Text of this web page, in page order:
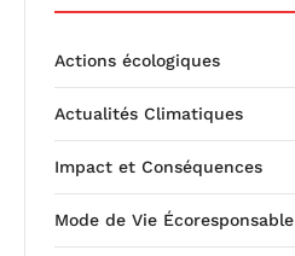
Actions écologiques
Actualités Climatiques
Impact et Conséquences
Mode de Vie Écoresponsable